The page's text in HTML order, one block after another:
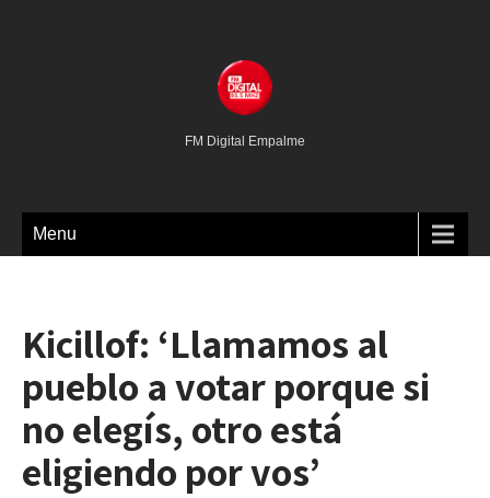
FM Digital Empalme
Menu
Kicillof: ‘Llamamos al
pueblo a votar porque si
no elegís, otro está
eligiendo por vos’